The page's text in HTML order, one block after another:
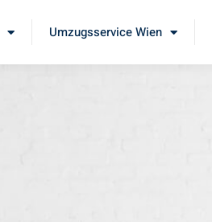
Umzugsservice Wien